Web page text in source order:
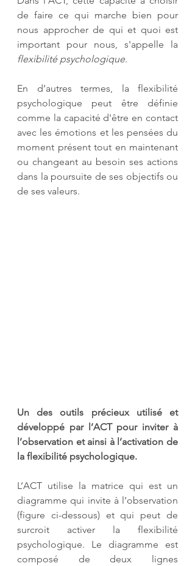
de faire ce qui marche bien pour
nous approcher de qui et quoi est
flexibilité psychologique.
En d’autres termes, la flexibilité
psychologique peut être définie
comme la capacité d'être en contact
avec les émotions et les pensées du
moment présent tout en maintenant
ou changeant au besoin ses actions
dans la poursuite de ses objectifs ou
de ses valeurs.
Un des outils précieux utilisé et
développé par l’ACT pour inviter à
l’observation et ainsi à l’activation de
la flexibilité psychologique.
L’ACT utilise la matrice qui est un
diagramme qui invite à l’observation
(figure ci-dessous) et qui peut de
surcroit activer la flexibilité
psychologique. Le diagramme est
composé de deux lignes